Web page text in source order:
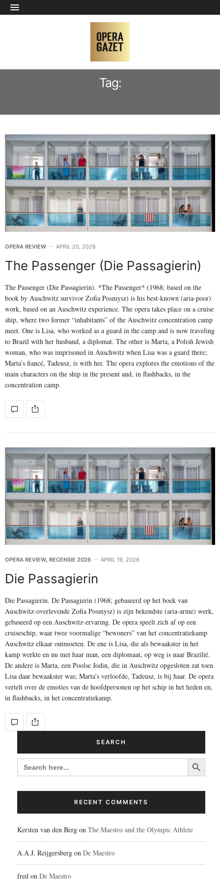
Tag:
OPERA REVIEW APRIL 20, 2026
The Passenger (Die Passagierin)
The Passenger (Die Passagierin). *The Passenger* (1968; based on the
book by Auschwitz survivor Zofia Posmysz) is his best-known (aria-poor)
work, based on an Auschwitz experience. The opera takes place on a cruise
ship, where two former “inhabitants” of the Auschwitz concentration camp
meet. One is Lisa, who worked as a guard in the camp and is now traveling
to Brazil with her husband, a diplomat. The other is Marta, a Polish Jewish
woman, who was imprisoned in Auschwitz when Lisa was a guard there;
Marta’s fiancé, Tadeusz, is with her. The opera explores the emotions of the
main characters on the ship in the present and, in flashbacks, in the
concentration camp.
OPERA REVIEW RECENSIE 2026 APRIL 19, 2026
Die Passagierin
Die Passagierin. De Passagierin (1968; gebaseerd op het boek van
Auschwitz-overlevende Zofia Posmysz) is zijn bekendste (aria-arme) werk,
gebaseerd op een Auschwitz-ervaring. De opera speelt zich af op een
cruiseschip, waar twee voormalige “bewoners” van het concentratiekamp
Auschwitz elkaar ontmoeten. De ene is Lisa, die als bewaakster in het
kamp werkte en nu met haar man, een diplomaat, op weg is naar Brazilië.
De andere is Marta, een Poolse Jodin, die in Auschwitz opgesloten zat toen
Lisa daar bewaakster was; Marta’s verloofde, Tadeusz, is bij haar. De opera
vertelt over de emoties van de hoofdpersonen op het schip in het heden en,
in flashbacks, in het concentratiekamp.
SEARCH
SEARCH
FOR:
Search Button
RECENT COMMENTS
Kersten van den Berg on The Maestro and the Olympic Athlete
A.A.J. Reijgersberg on De Maestro
fred on De Maestro